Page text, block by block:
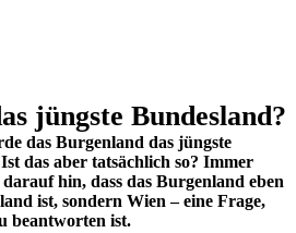
jüngste Bundesland?
das Burgenland das jüngste
das aber tatsächlich so? Immer
hin, dass das Burgenland eben
ist, sondern Wien – eine Frage,
beantworten ist.